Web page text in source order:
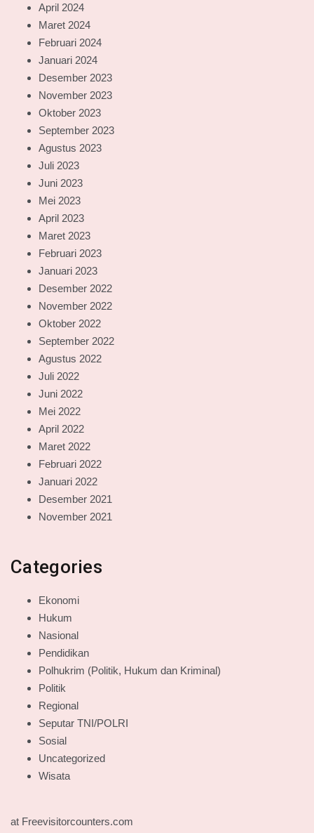
April 2024
Maret 2024
Februari 2024
Januari 2024
Desember 2023
November 2023
Oktober 2023
September 2023
Agustus 2023
Juli 2023
Juni 2023
Mei 2023
April 2023
Maret 2023
Februari 2023
Januari 2023
Desember 2022
November 2022
Oktober 2022
September 2022
Agustus 2022
Juli 2022
Juni 2022
Mei 2022
April 2022
Maret 2022
Februari 2022
Januari 2022
Desember 2021
November 2021
Categories
Ekonomi
Hukum
Nasional
Pendidikan
Polhukrim (Politik, Hukum dan Kriminal)
Politik
Regional
Seputar TNI/POLRI
Sosial
Uncategorized
Wisata
at Freevisitorcounters.com